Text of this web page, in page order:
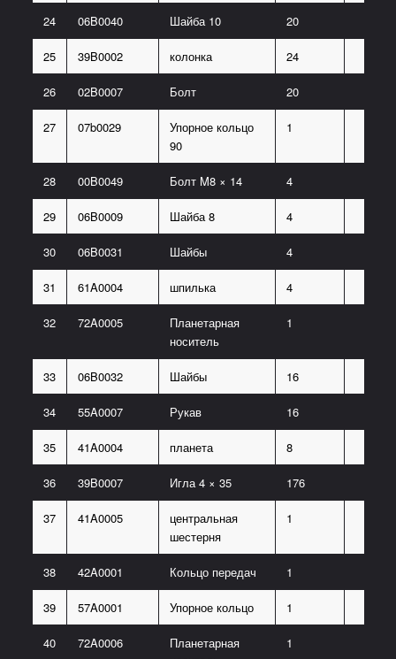
24 06B0040 Шайба 10 20
25 39B0002 колонка 24
26 02B0007 Болт 20
27 07b0029
Упорное кольцо
90
1
28 00B0049 Болт M8 × 14 4
29 06B0009 Шайба 8 4
30 06B0031 Шайбы 4
31 61A0004 шпилька 4
32 72A0005
Планетарная
носитель
1
33 06B0032 Шайбы 16
34 55A0007 Рукав 16
35 41A0004 планета 8
36 39B0007 Игла 4 × 35 176
37 41A0005
центральная
шестерня
1
38 42A0001 Кольцо передач 1
39 57A0001 Упорное кольцо 1
40 72A0006
Планетарная
1